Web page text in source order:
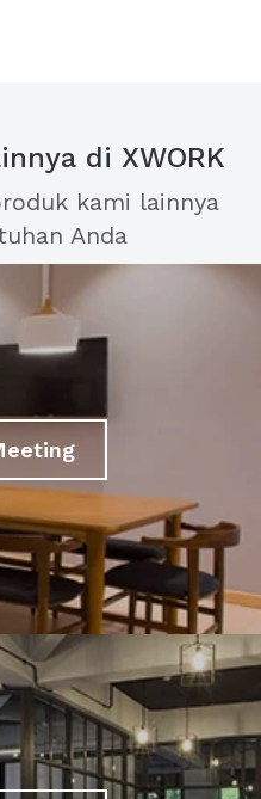
di XWORK
kami lainnya
Anda